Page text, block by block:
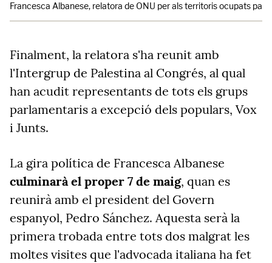
Francesca Albanese, relatora de ONU per als territoris ocupats
Finalment, la relatora s'ha reunit amb
l'Intergrup de Palestina al Congrés, al qual
han acudit representants de tots els grups
parlamentaris a excepció dels populars, Vox
i Junts.
La gira política de Francesca Albanese
culminarà el proper 7 de maig, quan es
reunirà amb el president del Govern
espanyol, Pedro Sánchez. Aquesta serà la
primera trobada entre tots dos malgrat les
moltes visites que l'advocada italiana ha fet